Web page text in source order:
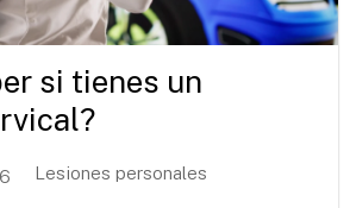
si tienes un
Lesiones personales